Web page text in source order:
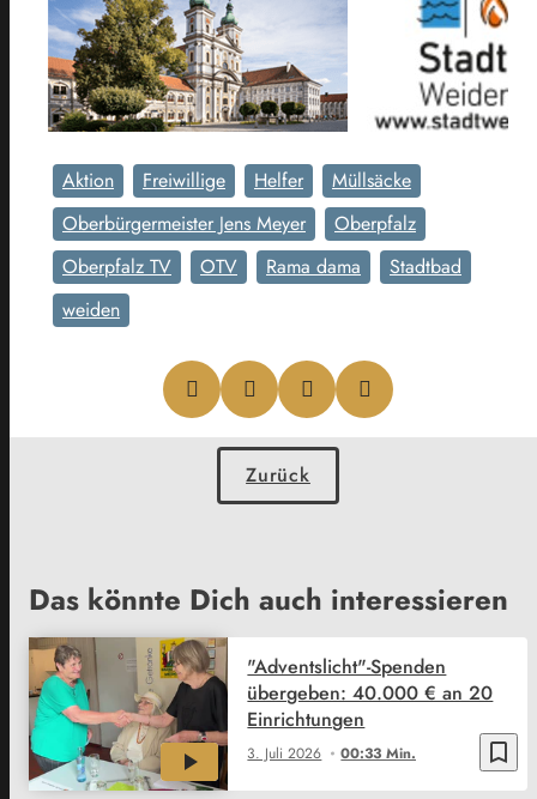
Aktion Freiwillige Helfer
Müllsäcke
Oberbürgermeister Jens Meyer
Oberpfalz
Oberpfalz TV
OTV Rama dama
Stadtbad
weiden
Zurück
Das könnte Dich auch interessieren
bookmark_border
3. Juli 2026 00:33 Min.
"Adventslicht"-Spenden
übergeben: 40.000 € an 20
Einrichtungen